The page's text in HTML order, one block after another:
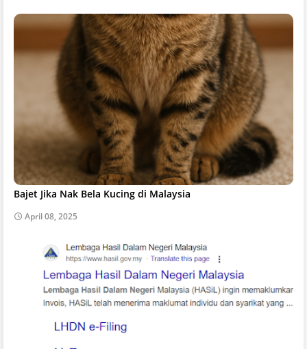
Bajet Jika Nak Bela Kucing di Malaysia
April 08, 2025